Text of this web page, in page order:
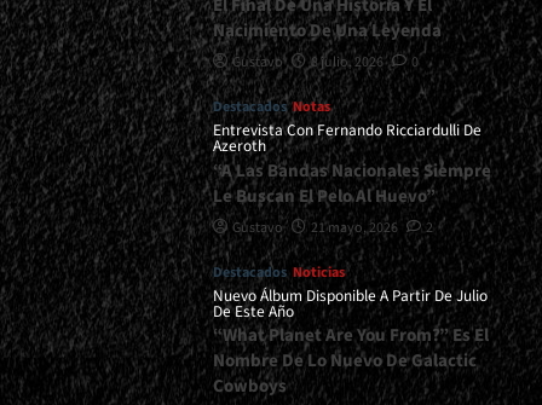
El Final De Una Historia Y El
Nacimiento De Una Leyenda
Gustavo 8 julio, 2026 0
Destacados Notas
Entrevista Con Fernando Ricciardulli De
Azeroth
“A Las Bandas Nacionales Siempre
Le Buscan El Pelo Al Huevo”
Gustavo 21 mayo, 2026 2
Destacados Noticias
Nuevo Álbum Disponible A Partir De Julio
De Este Año
“What Planet Are You From?” Es El
Nombre De Lo Nuevo De Galactic
Cowboys